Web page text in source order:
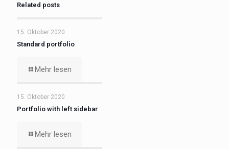
Related posts
15. Oktober 2020
Standard portfolio
Mehr lesen
15. Oktober 2020
Portfolio with left sidebar
Mehr lesen